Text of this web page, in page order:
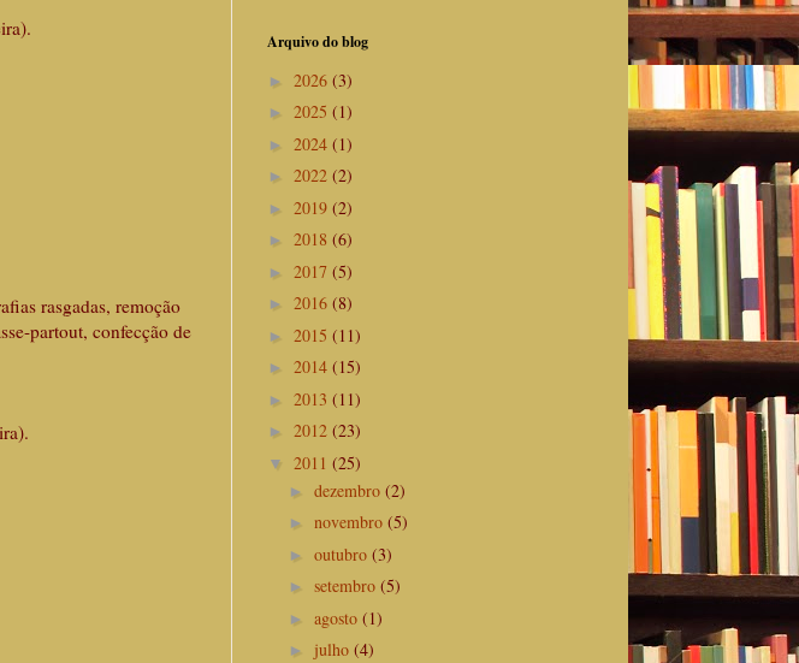
rasgadas, remoção
partout, confecção de
Arquivo do blog
► 2026 (3)
► 2025 (1)
► 2024 (1)
► 2022 (2)
► 2019 (2)
► 2018 (6)
► 2017 (5)
► 2016 (8)
► 2015 (11)
► 2014 (15)
► 2013 (11)
► 2012 (23)
▼ 2011 (25)
► dezembro (2)
► novembro (5)
► outubro (3)
► setembro (5)
► agosto (1)
► julho (4)